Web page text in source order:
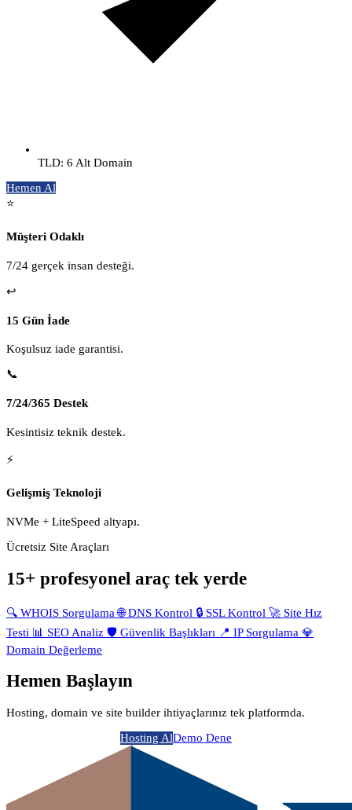
TLD: 6 Alt Domain
Hemen Al
⭐
Müşteri Odaklı
7/24 gerçek insan desteği.
↩️
15 Gün İade
Koşulsuz iade garantisi.
📞
7/24/365 Destek
Kesintisiz teknik destek.
⚡
Gelişmiş Teknoloji
NVMe + LiteSpeed altyapı.
Ücretsiz Site Araçları
15+ profesyonel araç tek yerde
🔍 WHOIS Sorgulama🌐DNS Kontrol 🔒 SSL Kontrol 🚀 Site Hız
Testi 📊 SEO Analiz 🛡️ Güvenlik Başlıkları 📍 IP Sorgulama 💎
Domain Değerleme
Hemen Başlayın
Hosting, domain ve site builder ihtiyaçlarınız tek platformda.
Hosting AlDemo Dene